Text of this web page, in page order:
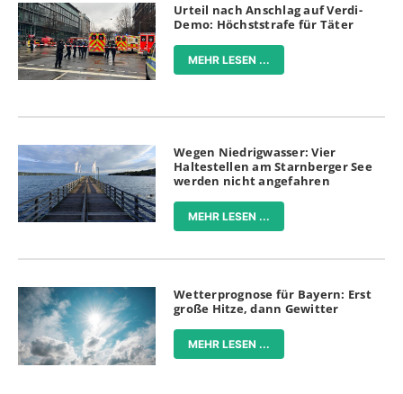
Urteil nach Anschlag auf Verdi-
Demo: Höchststrafe für Täter
MEHR LESEN ...
Wegen Niedrigwasser: Vier
Haltestellen am Starnberger See
werden nicht angefahren
MEHR LESEN ...
Wetterprognose für Bayern: Erst
große Hitze, dann Gewitter
MEHR LESEN ...